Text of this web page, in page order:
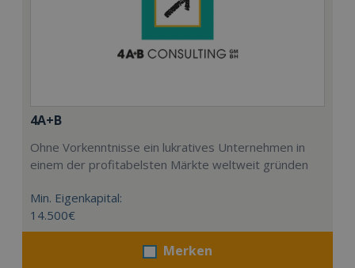
4A+B
Ohne Vorkenntnisse ein lukratives Unternehmen in
einem der profitabelsten Märkte weltweit gründen
Min. Eigenkapital:
14.500€
Merken